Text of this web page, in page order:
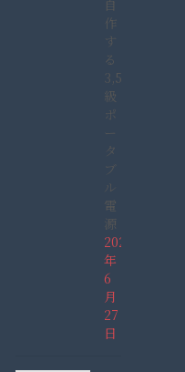
自
作
す
る
3,584Wh
級
ポ
ー
タ
ブ
ル
電
源
2026
年
6
月
27
日